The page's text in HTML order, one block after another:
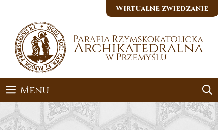
Wirtualne zwiedzanie
Menu